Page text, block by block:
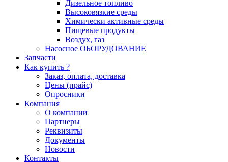
Дизельное топливо
Высоковязкие среды
Химически активные среды
Пищевые продукты
Воздух, газ
Насосное ОБОРУДОВАНИЕ
Запчасти
Как купить ?
Заказ, оплата, доставка
Цены (прайс)
Опросники
Компания
О компании
Партнеры
Реквизиты
Документы
Новости
Контакты